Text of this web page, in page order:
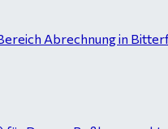
Abrechnung in